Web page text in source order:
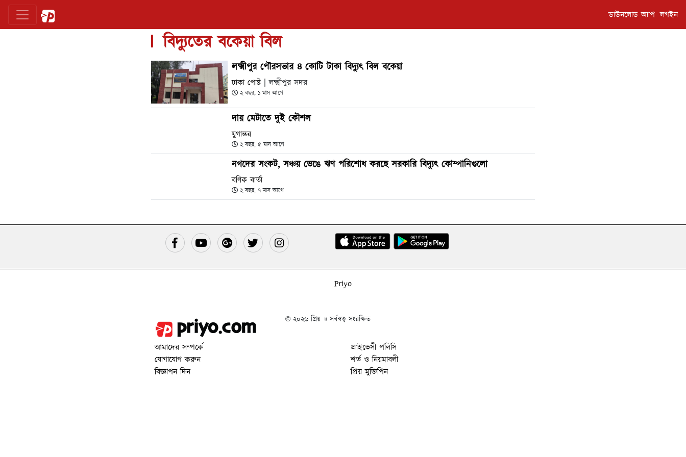
ডাউনলোড অ্যাপ লগইন
বিদ্যুতের বকেয়া বিল
লক্ষ্মীপুর পৌরসভার ৪ কোটি টাকা বিদ্যুৎ বিল বকেয়া
ঢাকা পোষ্ট | লক্ষ্মীপুর সদর
২ বছর, ১ মাস আগে
দায় মেটাতে দুই কৌশল
যুগান্তর
২ বছর, ৫ মাস আগে
নগদের সংকট, সঞ্চয় ভেঙে ঋণ পরিশোধ করছে সরকারি বিদ্যুৎ কোম্পানিগুলো
বণিক বার্তা
২ বছর, ৭ মাস আগে
Priyo
© ২০২৬ প্রিয় ॥ সর্বস্বত্ব সংরক্ষিত
আমাদের সম্পর্কে
যোগাযোগ করুন
বিজ্ঞাপন দিন
প্রাইভেসী পলিসি
শর্ত ও নিয়মাবলী
প্রিয় মুক্তিপিন